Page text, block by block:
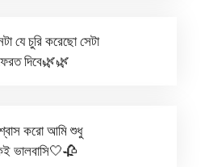
যে চুরি করেছো সেটা
দিবে🌿🌿
করো আমি শুধু
ভালবাসি🤍🥀